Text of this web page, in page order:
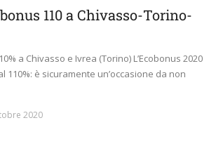
110 a Chivasso-Torino-
a Chivasso e Ivrea (Torino) L’Ecobonus 2020
110%: è sicuramente un’occasione da non
2020